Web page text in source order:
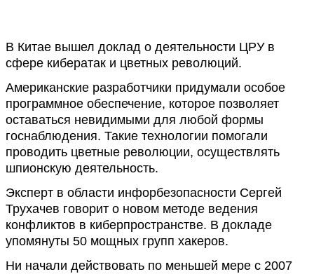
В Китае вышел доклад о деятельности ЦРУ в
сфере кибератак и цветных революций.
Американские разработчики придумали особое
программное обеспечение, которое позволяет
оставаться невидимыми для любой формы
госнаблюдения. Такие технологии помогали
проводить цветные революции, осуществлять
шпионскую деятельность.
Эксперт в области инфорбезопасности Сергей
Трухачев говорит о новом методе ведения
конфликтов в киберпространстве. В докладе
упомянуты 50 мощных групп хакеров.
Ни начали действовать по меньшей мере с 2007